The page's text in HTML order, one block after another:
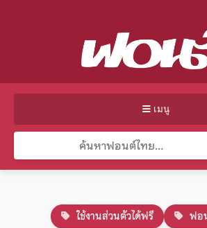
เมนู
ใช้งานส่วนตัวได้ฟรี ฟอ